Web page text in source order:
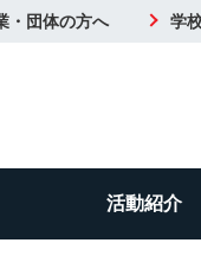
・団体の方へ 学
活動紹介